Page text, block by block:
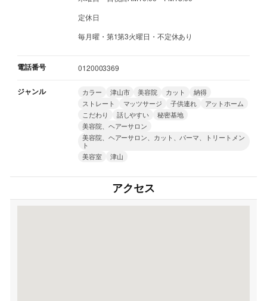
定休日
毎月曜・第1第3火曜日・不定休あり
電話番号 0120003369
ジャンル カラー 津山市 美容院 カット
納得
ストレート
マッツサージ 子供連れ
アットホーム
こだわり
話しやすい
秘密基地
美容院、ヘアーサロン
美容院、ヘアーサロン、カット、パーマ、トリートメン
ト
美容室
津山
アクセス